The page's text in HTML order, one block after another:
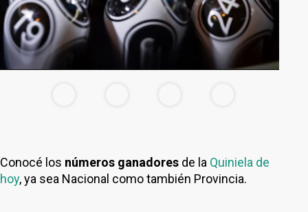
Conocé los números ganadores de la Quiniela de
hoy, ya sea Nacional como también Provincia.